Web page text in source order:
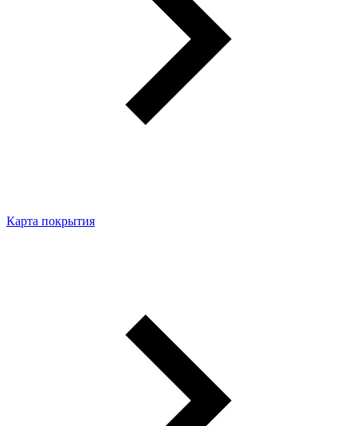
Карта покрытия